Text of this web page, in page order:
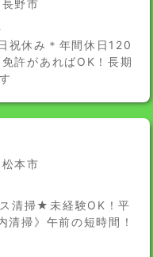
野市
祝休み＊年間休日120
許があればOK！長期
本市
ス清掃★未経験OK！平
掃》午前の短時間！